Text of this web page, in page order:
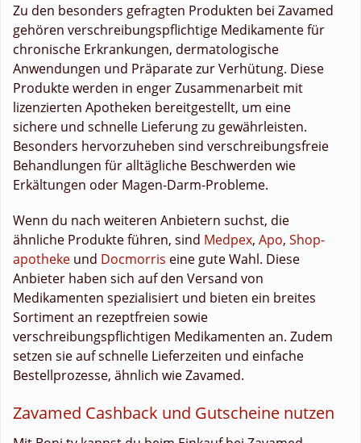
Zu den besonders gefragten Produkten bei Zavamed
gehören verschreibungspflichtige Medikamente für
chronische Erkrankungen, dermatologische
Anwendungen und Präparate zur Verhütung. Diese
Produkte werden in enger Zusammenarbeit mit
lizenzierten Apotheken bereitgestellt, um eine
sichere und schnelle Lieferung zu gewährleisten.
Besonders hervorzuheben sind verschreibungsfreie
Behandlungen für alltägliche Beschwerden wie
Erkältungen oder Magen-Darm-Probleme.
Wenn du nach weiteren Anbietern suchst, die
ähnliche Produkte führen, sind Medpex, Apo, Shop-
apotheke und Docmorris eine gute Wahl. Diese
Anbieter haben sich auf den Versand von
Medikamenten spezialisiert und bieten ein breites
Sortiment an rezeptfreien sowie
verschreibungspflichtigen Medikamenten an. Zudem
setzen sie auf schnelle Lieferzeiten und einfache
Bestellprozesse, ähnlich wie Zavamed.
Zavamed Cashback und Gutscheine nutzen